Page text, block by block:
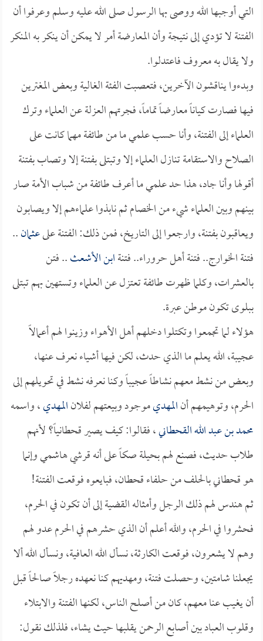
التي أوجبها الله ووصى بها الرسول صلى الله عليه وسلم وعرفوا أن
الفتنة لا تؤدي إلى نتيجة وأن المعارضة أمر لا يمكن أن ينكر به المنكر
ولا يقال به معروف فاعتدلوا.
وبدءوا يناقشون الآخرين، فتعصبت الفئة الغالية وبعض المغترين
فيها فصارت كياناً معارضاً تماماً، فجرتهم العزلة عن العلماء وترك
العلماء إلى الفتنة، وأنا حسب علمي ما من طائفة مهما كانت على
الصلاح والاستقامة تنازل العلماء إلا وتبتلى بفتنة إلا وتصاب بفتنة
أقولها وأنا جاد، هذا حد علمي ما أعرف طائفة من شباب الأمة صار
بينهم وبين العلماء شيء من الخصام ثم نابذوا علماءهم إلا ويصابون
ويعاقبون بفتنة، وارجعوا إلى التاريخ، فمن ذلك: الفتنة علىعثمان..
فتنة الخوارج.. فتنة أهل حروراء.. فتنةابن الأشعث.. فتن
بالعشرات، وكلما ظهرت طائفة تعتزل عن العلماء وتستهين بهم تبتلى
ببلوى تكون موطن عبرة.
هؤلاء لما تجمعوا وتكتلوا دخلهم أهل الأهواء وزينوا لهم أعمالاً
عجيبة، الله يعلم ما الذي حدث، لكن فيها أشياء نعرف عنها،
وبعض من نشط معهم نشاطاً عجيباً وكنا نعرفه نشط في تحويلهم إلى
الحرم، وتوهيمهم أنالمهديموجود وبيعتهم لفلانالمهدي، واسمه
محمد بن عبد الله القحطاني، فقالوا: كيف يصير قحطانياً؟ لأنهم
طلاب حديث، فصنع لهم بحيلة صكاً على أنه قرشي هاشمي وإنما
هو قحطاني بالحلف من حلفاء قحطان، فبايعوه فوقعت الفتنة!
ثم هندس لهم ذلك الرجل وأمثاله القضية إلى أن تكون في الحرم،
فحشروا في الحرم، والله أعلم أن الذي حشرهم في الحرم عدو لهم
وهم لا يشعرون، فوقعت الكارثة، نسأل الله العافية، ونسأل الله ألا
يجعلنا شامتين، وحصلت فتنة، ومهديهم كنا نعهده رجلاً صالحاً قبل
أن يغيب عنا معهم، كان من أصلح الناس، لكنها الفتنة والابتلاء
وقلوب العباد بين أصابع الرحمن يقلبها حيث يشاء، فلذلك نقول: